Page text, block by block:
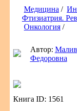
Медицина /
Фтизиатрия.
Онкология /
Автор:
Федоровна
Книга ID: 1561